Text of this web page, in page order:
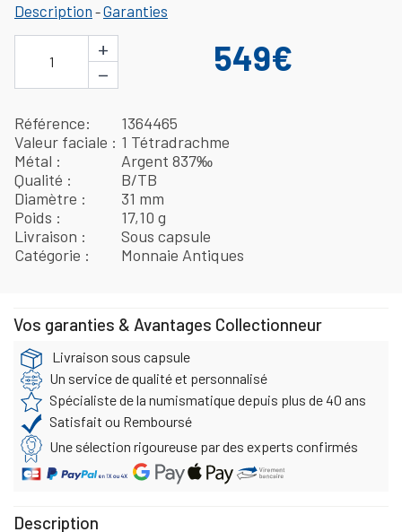
Description -Garanties
1
+
−
549€
Référence
1364465
Valeur faciale
1 Tétradrachme
Métal
Argent 837‰
Qualité
B/TB
Diamètre
31 mm
Poids
17,10 g
Livraison
Sous capsule
Catégorie
Monnaie Antiques
Vos garanties & Avantages Collectionneur
Livraison sous capsule
Un service de qualité et personnalisé
Spécialiste de la numismatique depuis plus de 40 ans
Satisfait ou Remboursé
Une sélection rigoureuse par des experts confirmés
Description